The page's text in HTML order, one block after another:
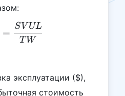
EXR =
=
T W
SV UL
эксплуатации ($),
стоимость